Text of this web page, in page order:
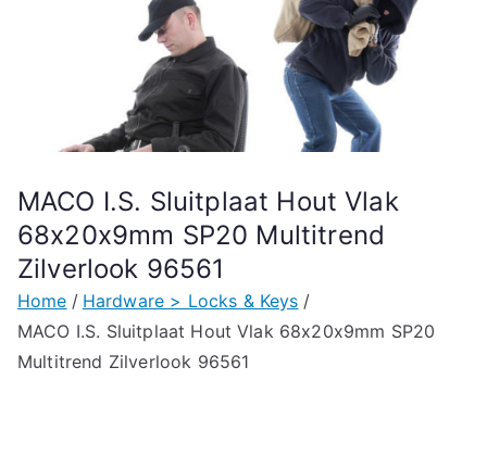
MACO I.S. Sluitplaat Hout Vlak
68x20x9mm SP20 Multitrend
Zilverlook 96561
Home
Hardware > Locks & Keys
MACO I.S. Sluitplaat Hout Vlak 68x20x9mm SP20
Multitrend Zilverlook 96561